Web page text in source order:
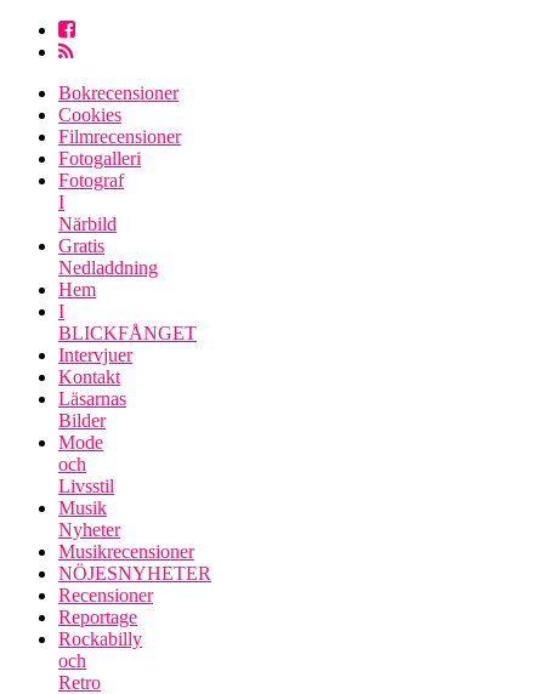
Bokrecensioner
Cookies
Filmrecensioner
Fotogalleri
Fotograf
I
Närbild
Gratis
Nedladdning
Hem
I
BLICKFÅNGET
Intervjuer
Kontakt
Läsarnas
Bilder
Mode
och
Livsstil
Musik
Nyheter
Musikrecensioner
NÖJESNYHETER
Recensioner
Reportage
Rockabilly
och
Retro